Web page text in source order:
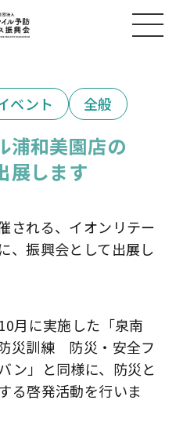
ベント 全般
浦和美園店の
展します
される、イオンリテー
、振興会として出展し
月に実施した「泉南
災訓練 防災・安全フ
ン」と同様に、防災と
る啓発活動を行いま